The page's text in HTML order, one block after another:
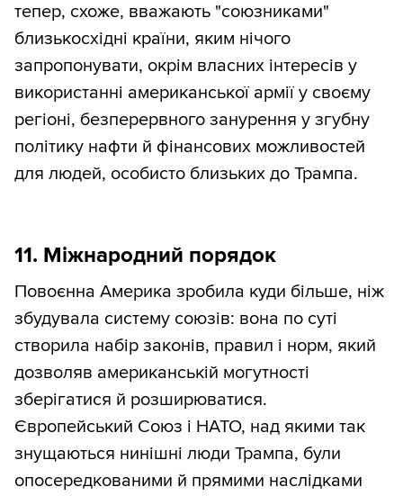
тепер, схоже, вважають "союзниками"
близькосхідні країни, яким нічого
запропонувати, окрім власних інтересів у
використанні американської армії у своєму
регіоні, безперервного занурення у згубну
політику нафти й фінансових можливостей
для людей, особисто близьких до Трампа.
11. Міжнародний порядок
Повоєнна Америка зробила куди більше, ніж
збудувала систему союзів: вона по суті
створила набір законів, правил і норм, який
дозволяв американській могутності
зберігатися й розширюватися.
Європейський Союз і НАТО, над якими так
знущаються нинішні люди Трампа, були
опосередкованими й прямими наслідками